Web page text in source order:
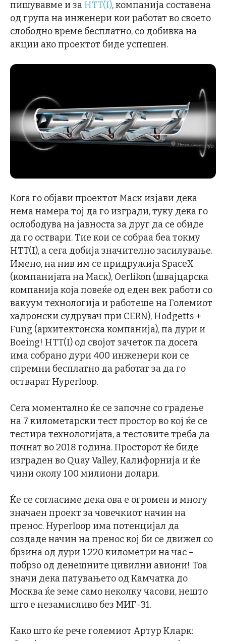
пишувавме и за HTT(I), компанија составена
од група на инженери кои работат во своето
слободно време бесплатно, со добивка на
акции ако проектот биде успешен.
Кога го објави проектот Маск изјави дека
нема намера тој да го изгради, туку дека го
ослободува на јавноста за друг да се обиде
да го оствари. Тие кои се собраа беа токму
HTT(I), а сега добија значително засилување.
Имено, на нив им се придружија SpaceX
(компанијата на Маск), Oerlikon (швајцарска
компанија која повеќе од еден век работи со
вакуум технологија и работеше на Големиот
хадронски судрувач при CERN), Hodgetts +
Fung (архитектонска компанија), па дури и
Boeing! HTT(I) од својот зачеток па досега
има собрано дури 400 инженери кои се
спремни бесплатно да работат за да го
остварат Hyperloop.
Сега моментално ќе се започне со градење
на 7 километарски тест простор во кој ќе се
тестира технологијата, а тестовите треба да
почнат во 2018 година. Просторот ќе биде
изграден во Quay Valley, Калифорнија и ќе
чини околу 100 милиони долари.
Ќе се согласиме дека ова е огромен и многу
значаен проект за човечкиот начин на
пренос. Hyperloop има потенцијал да
создаде начин на пренос кој би се движел со
брзина од дури 1.220 километри на час –
побрзо од денешните цивилни авиони! Тоа
значи дека патувањето од Камчатка до
Москва ќе земе само неколку часови, нешто
што е незамисливо без МИГ-31.
Како што ќе рече големиот Артур Кларк: